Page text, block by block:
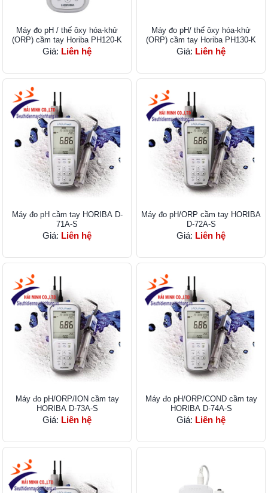
Máy đo pH / thế ôxy hóa-khử
(ORP) cầm tay Horiba PH120-K
Giá: Liên hệ
Máy đo pH/ thế ôxy hóa-khử
(ORP) cầm tay Horiba PH130-K
Giá: Liên hệ
Máy đo pH cầm tay HORIBA D-
71A-S
Giá: Liên hệ
Máy đo pH/ORP cầm tay HORIBA
D-72A-S
Giá: Liên hệ
Máy đo pH/ORP/ION cầm tay
HORIBA D-73A-S
Giá: Liên hệ
Máy đo pH/ORP/COND cầm tay
HORIBA D-74A-S
Giá: Liên hệ